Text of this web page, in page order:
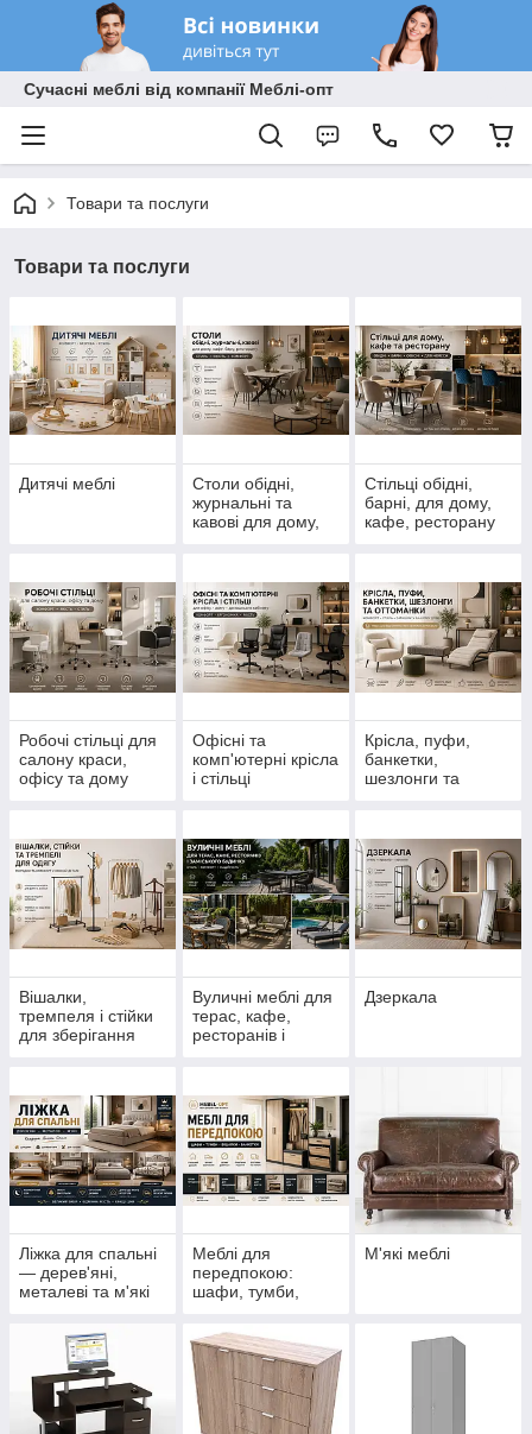
Сучасні меблі від компанії Меблі-опт
Товари та послуги
Товари та послуги
Дитячі меблі
Столи обідні,
журнальні та
кавові для дому,
Стільці обідні,
барні, для дому,
кафе, ресторану
Робочі стільці для
салону краси,
офісу та дому
Офісні та
комп'ютерні крісла
і стільці
Крісла, пуфи,
банкетки,
шезлонги та
Вішалки,
тремпеля і стійки
для зберігання
Вуличні меблі для
терас, кафе,
ресторанів і
Дзеркала
Ліжка для спальні
— дерев'яні,
металеві та м'які
Меблі для
передпокою:
шафи, тумби,
банкетки
М'які меблі